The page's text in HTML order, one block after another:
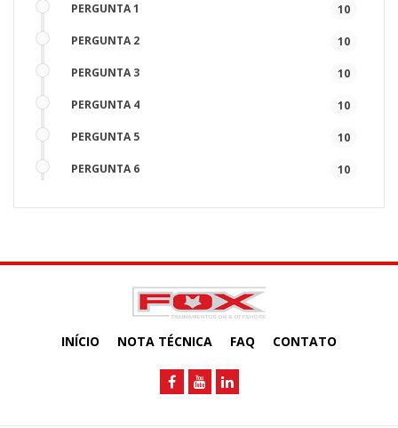
PERGUNTA 1 10
PERGUNTA 2 10
PERGUNTA 3 10
PERGUNTA 4 10
PERGUNTA 5 10
PERGUNTA 6 10
PERGUNTA 9
10
PERGUNTA 10
INÍCIO NOTA TÉCNICA FAQ CONTATO